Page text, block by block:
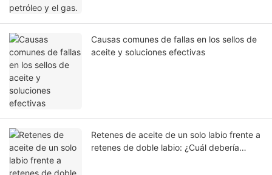
Causas comunes de fallas en los sellos de
aceite y soluciones efectivas
Retenes de aceite de un solo labio frente a
retenes de doble labio: ¿Cuál debería